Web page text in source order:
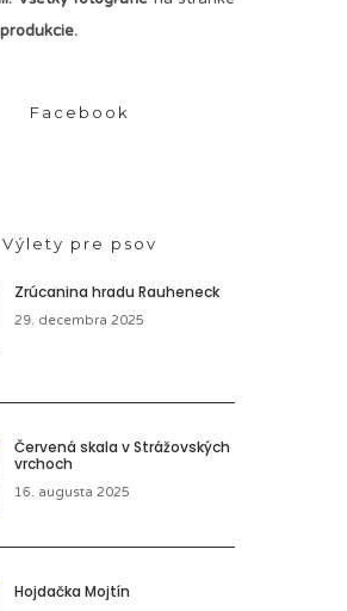
Facebook
Výlety pre psov
Zrúcanina hradu Rauheneck
29. decembra 2025
Červená skala v Strážovských
vrchoch
16. augusta 2025
Hojdačka Mojtín